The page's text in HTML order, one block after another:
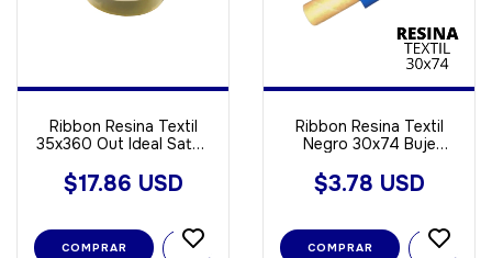
Ribbon Resina Textil
35x360 Out Ideal Saten
$17.86 USD
Ribbon Resina Textil
Negro 30x74 Buje
$3.78 USD